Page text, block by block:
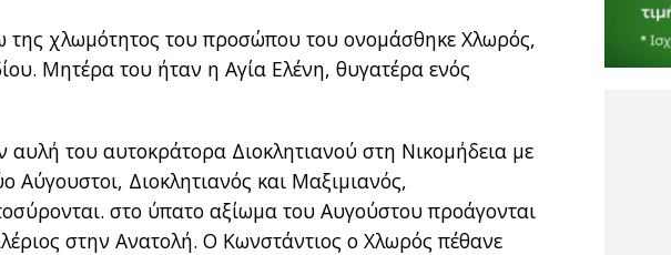
της χλωμότητος του προσώπου του ονομάσθηκε Χλωρός,
Μητέρα του ήταν η Αγία Ελένη, θυγατέρα ενός
αυλή του αυτοκράτορα Διοκλητιανού στη Νικομήδεια με
Αύγουστοι, Διοκλητιανός και Μαξιμιανός,
στο ύπατο αξίωμα του Αυγούστου προάγονται
στην Ανατολή. Ο Κωνστάντιος ο Χλωρός πέθανε